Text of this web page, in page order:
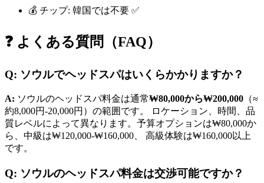
💰 チップ: 韓国では不要 ✅
❓ よくある質問（FAQ）
Q: ソウルでヘッドスパはいくらかかりますか？
A: ソウルのヘッドスパ料金は通常₩80,000から₩200,000 （≈
約8,000円-20,000円）の範囲です。 ロケーション、時間、品
質レベルによって異なります。予算オプションは₩80,000か
ら、中級は₩120,000-₩160,000、 高級体験は₩160,000以上
です。
Q: ソウルのヘッドスパ料金は交渉可能ですか？